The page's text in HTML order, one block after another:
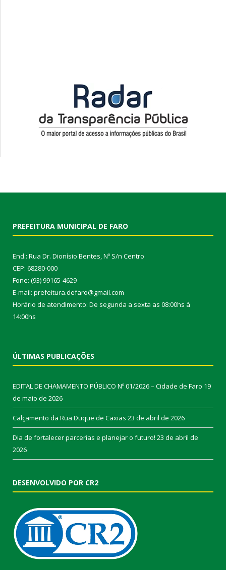
PREFEITURA MUNICIPAL DE FARO
End.: Rua Dr. Dionísio Bentes, Nº S/n Centro
CEP: 68280-000
Fone: (93) 99165-4629
E-mail: prefeitura.defaro@gmail.com
Horário de atendimento: De segunda a sexta as 08:00hs à
14:00hs
ÚLTIMAS PUBLICAÇÕES
EDITAL DE CHAMAMENTO PÚBLICO Nº 01/2026 – Cidade de Faro 19
de maio de 2026
Calçamento da Rua Duque de Caxias 23 de abril de 2026
Dia de fortalecer parcerias e planejar o futuro! 23 de abril de
2026
DESENVOLVIDO POR CR2